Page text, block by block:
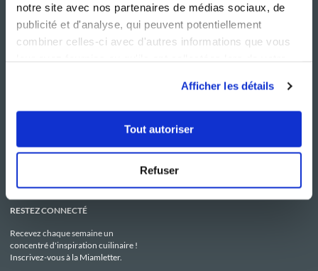
notre site avec nos partenaires de médias sociaux, de
publicité et d'analyse, qui peuvent potentiellement
combiner celles-ci avec d'autres informations que vous
Afficher les détails
Tout autoriser
Refuser
Le Mag'
Boutique
C.G.U
Politique de confidentialité
Utilisation des Cookies
RESTEZ CONNECTÉ
Recevez chaque semaine un
concentré d'inspiration cuilinaire !
Inscrivez-vous à la Miamletter.